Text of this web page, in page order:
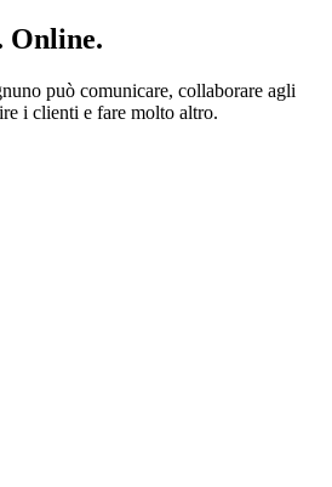
Online.
può comunicare, collaborare agli
i clienti e fare molto altro.